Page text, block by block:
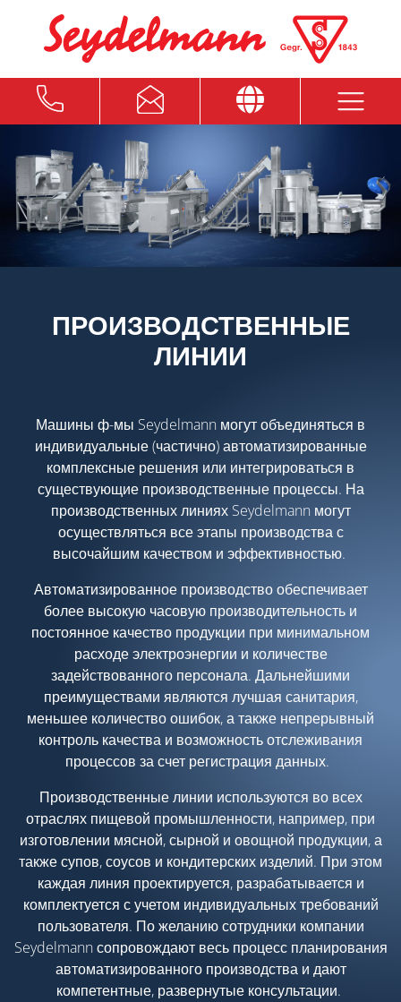
ПРОИЗВОДСТВЕННЫЕ
ЛИНИИ
Машины ф-мы Seydelmann могут объединяться в
индивидуальные (частично) автоматизированные
комплексные решения или интегрироваться в
существующие производственные процессы. На
производственных линиях Seydelmann могут
осуществляться все этапы производства с
высочайшим качеством и эффективностью.
Автоматизированное производство обеспечивает
более высокую часовую производительность и
постоянное качество продукции при минимальном
расходе электроэнергии и количестве
задействованного персонала. Дальнейшими
преимуществами являются лучшая санитария,
меньшее количество ошибок, а также непрерывный
контроль качества и возможность отслеживания
процессов за счет регистрация данных.
Производственные линии используются во всех
отраслях пищевой промышленности, например, при
изготовлении мясной, сырной и овощной продукции, а
также супов, соусов и кондитерских изделий. При этом
каждая линия проектируется, разрабатывается и
комплектуется с учетом индивидуальных требований
пользователя. По желанию сотрудники компании
Seydelmann сопровождают весь процесс планирования
автоматизированного производства и дают
компетентные, развернутые консультации.